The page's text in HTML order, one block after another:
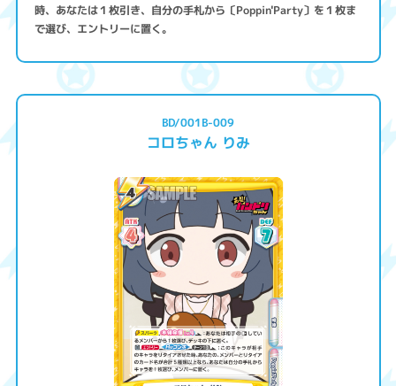
時、あなたは１枚引き、自分の手札から〔Poppin'Party〕を１枚ま
で選び、エントリーに置く。
BD/001B-009
コロちゃん りみ